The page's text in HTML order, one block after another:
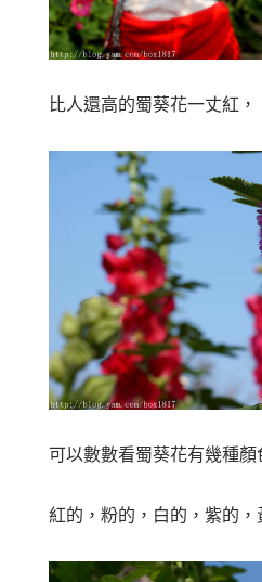
比人還高的蜀葵花一丈紅，
可以數數看蜀葵花有幾種顏
紅的，粉的，白的，紫的，